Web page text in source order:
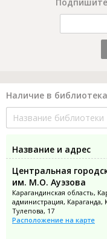
Наличие в
Название и адрес
Центральная
им. М.О. Ауэзова
Карагандинская область,
администрация, Караганда,
Тулепова, 17
Расположение на карте